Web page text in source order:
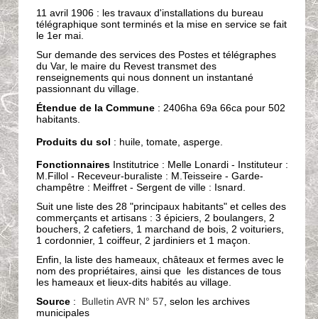
11 avril 1906 : les travaux d'installations du bureau
télégraphique sont terminés et la mise en service se fait
le 1er mai.
Sur demande des services des Postes et télégraphes
du Var, le maire du Revest transmet des
renseignements qui nous donnent un instantané
passionnant du village.
Étendue de la Commune: 2406ha 69a 66ca pour 502
habitants.
Produits du sol : huile, tomate, asperge.
Fonctionnaires Institutrice : Melle Lonardi - Instituteur :
M.Fillol - Receveur-buraliste : M.Teisseire - Garde-
champêtre : Meiffret - Sergent de ville : Isnard.
Suit une liste des 28 "principaux habitants" et celles des
commerçants et artisans : 3 épiciers, 2 boulangers, 2
bouchers, 2 cafetiers, 1 marchand de bois, 2 voituriers,
1 cordonnier, 1 coiffeur, 2 jardiniers et 1 maçon.
Enfin, la liste des hameaux, châteaux et fermes avec le
nom des propriétaires, ainsi que les distances de tous
les hameaux et lieux-dits habités au village.
Source: Bulletin AVR N° 57 , selon les archives
municipales